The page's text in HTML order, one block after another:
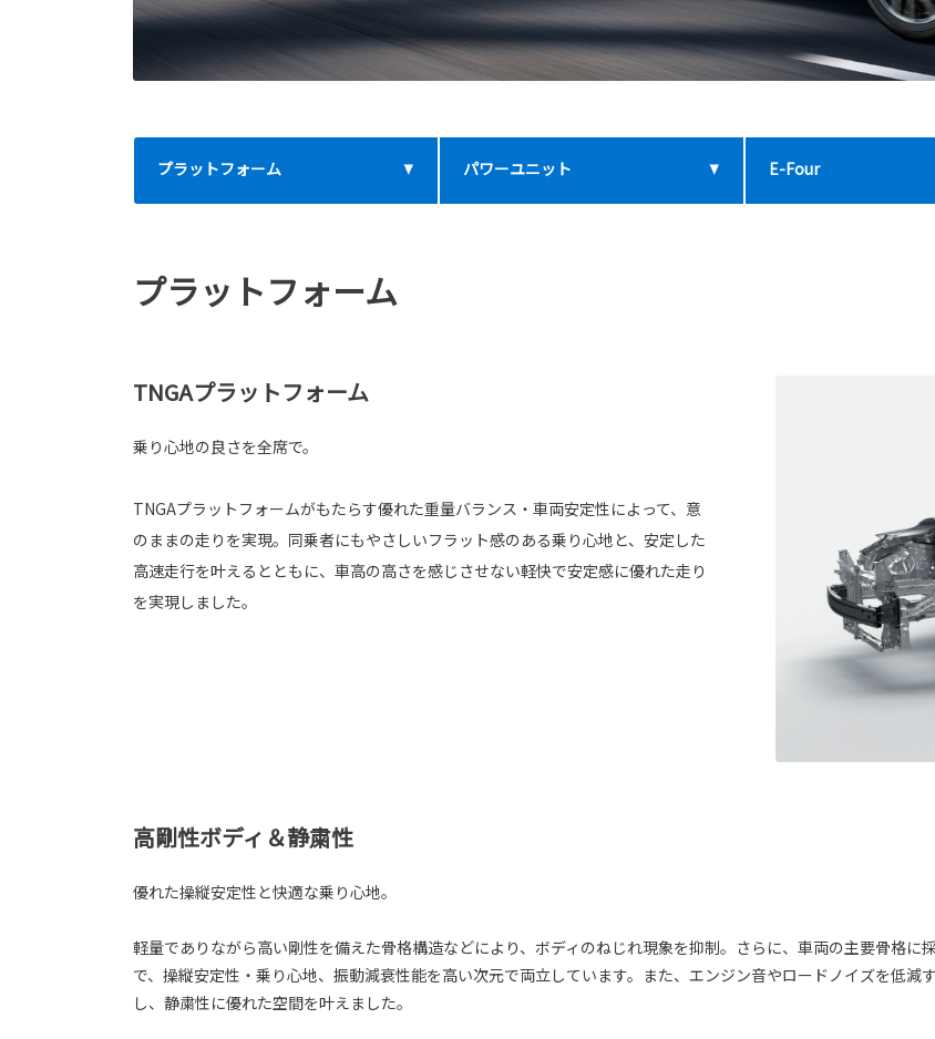
プラットフォーム パワーユニット E-Four
プラットフォーム
TNGAプラットフォーム
乗り心地の良さを全席で。
TNGAプラットフォームがもたらす優れた重量バランス・車両安定性によって、意
のままの走りを実現。同乗者にもやさしいフラット感のある乗り心地と、安定した
高速走行を叶えるとともに、車高の高さを感じさせない軽快で安定感に優れた走り
を実現しました。
高剛性ボディ＆静粛性
優れた操縦安定性と快適な乗り心地。
軽量でありながら高い剛性を備えた骨格構造などにより、ボディのねじれ現象を抑制。さらに、車両の主要骨格
で、操縦安定性・乗り心地、振動減衰性能を高い次元で両立しています。また、エンジン音やロードノイズを低
し、静粛性に優れた空間を叶えました。